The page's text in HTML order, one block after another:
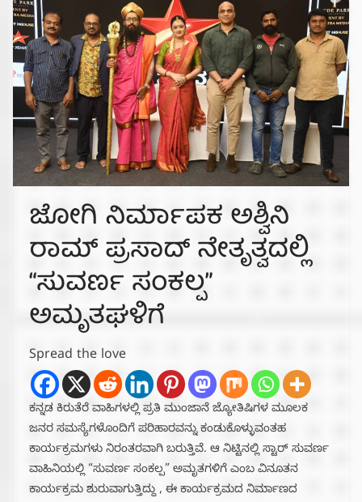
ಜೋಗಿ ನಿರ್ಮಾಪಕ ಅಶ್ವಿನಿ
ರಾಮ್ ಪ್ರಸಾದ್ ನೇತೃತ್ವದಲ್ಲಿ
“ಸುವರ್ಣ ಸಂಕಲ್ಪ”
ಅಮೃತಘಳಿಗೆ
Spread the love
ಕನ್ನಡ ಕಿರುತೆರೆ ವಾಹಿಗಳಲ್ಲಿ ಪ್ರತಿ ಮುಂಜಾನೆ ಜ್ಯೋತಿಷಿಗಳ ಮೂಲಕ
ಜನರ ಸಮಸ್ಯೆಗಳೊಂದಿಗೆ ಪರಿಹಾರವನ್ನು ಕಂಡುಕೊಳ್ಳುವಂತಹ
ಕಾರ್ಯಕ್ರಮಗಳು ನಿರಂತರವಾಗಿ ಬರುತ್ತಿವೆ. ಆ ನಿಟ್ಟಿನಲ್ಲಿ ಸ್ಟಾರ್ ಸುವರ್ಣ
ವಾಹಿನಿಯಲ್ಲಿ “ಸುವರ್ಣ ಸಂಕಲ್ಪ” ಅಮೃತಗಳಿಗೆ ಎಂಬ ವಿನೂತನ
ಕಾರ್ಯಕ್ರಮ ಶುರುವಾಗುತ್ತಿದ್ದು , ಈ ಕಾರ್ಯಕ್ರಮದ ನಿರ್ಮಾಣದ